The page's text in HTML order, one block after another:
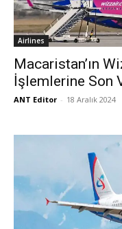
Airlines
Macaristan’ın
İşlemlerine Son
ANT Editor - 18 Aralık 2024